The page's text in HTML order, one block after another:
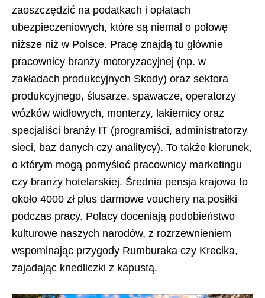
zaoszczędzić na podatkach i opłatach
ubezpieczeniowych, które są niemal o połowę
niższe niż w Polsce. Pracę znajdą tu głównie
pracownicy branży motoryzacyjnej (np. w
zakładach produkcyjnych Skody) oraz sektora
produkcyjnego, ślusarze, spawacze, operatorzy
wózków widłowych, monterzy, lakiernicy oraz
specjaliści branży IT (programiści, administratorzy
sieci, baz danych czy analitycy). To także kierunek,
o którym mogą pomyśleć pracownicy marketingu
czy branży hotelarskiej. Średnia pensja krajowa to
około 4000 zł plus darmowe vouchery na posiłki
podczas pracy. Polacy doceniają podobieństwo
kulturowe naszych narodów, z rozrzewnieniem
wspominając przygody Rumburaka czy Krecika,
zajadając knedliczki z kapustą.